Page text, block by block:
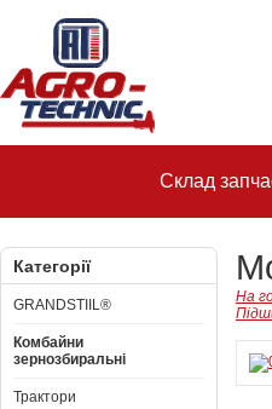
Склад
Категорії
GRANDSTIIL®
Комбайни
зернозбиральні
Трактори
На